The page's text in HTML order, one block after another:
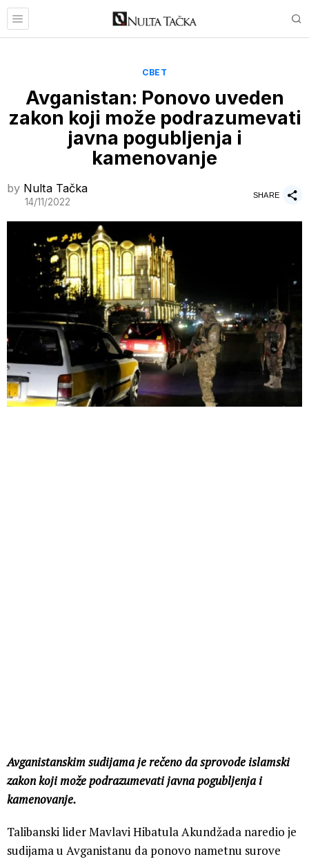
СВЕТ
Avganistan: Ponovo uveden
zakon koji može podrazumevati
javna pogubljenja i
kamenovanje
by Nulta Tačka
14/11/2022
SHARE
Avganistanskim sudijama je rečeno da sprovode islamski
zakon koji može podrazumevati javna pogubljenja i
kamenovanje.
Talibanski lider Mavlavi Hibatula Akundžada naredio je
sudijama u Avganistanu da ponovo nametnu surove